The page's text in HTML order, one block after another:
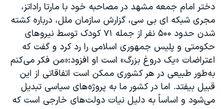
سفر پرزیدنت ترامپ به چین
دختر امام جمعه مشهد در مصاحبه خود با مارتا راداتز،
مجری شبکه ای بی سی، گزارش سازمان ملل، درباره کشته
شدن حدود ۵۰۰ نفر از جمله ۷۱ کودک توسط نیروهای
حکومتی و پلیس جمهوری اسلامی را رد کرد و گفت که
اعتراضات «یک دروغ بزرگ» است او افزود:«من فکر می‌کنم
به‌طور طبیعی در هر کشوری ممکن است اتفاقاتی از این
قبیل بیفتد. اما در کشور ما به پروژه‌های سیاسی تبدیل
می‌شود و اساساً به دلیل نیات دولت‌های خارجی است که